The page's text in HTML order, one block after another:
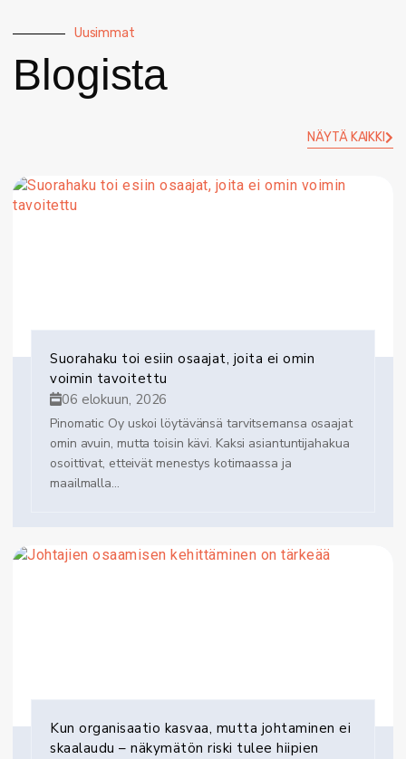
Uusimmat
Blogista
NÄYTÄ KAIKKI
Suorahaku toi esiin osaajat, joita ei omin
voimin tavoitettu
06 elokuun, 2026
Pinomatic Oy uskoi löytävänsä tarvitsemansa osaajat
omin avuin, mutta toisin kävi. Kaksi asiantuntijahakua
osoittivat, etteivät menestys kotimaassa ja
maailmalla...
Kun organisaatio kasvaa, mutta johtaminen ei
skaalaudu – näkymätön riski tulee hiipien